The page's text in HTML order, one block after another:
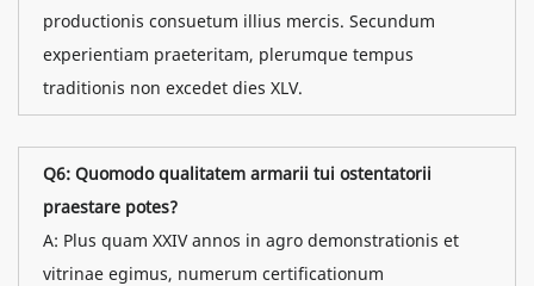
productionis consuetum illius mercis. Secundum
experientiam praeteritam, plerumque tempus
traditionis non excedet dies XLV.
Q6: Quomodo qualitatem armarii tui ostentatorii
praestare potes?
A: Plus quam XXIV annos in agro demonstrationis et
vitrinae egimus, numerum certificationum